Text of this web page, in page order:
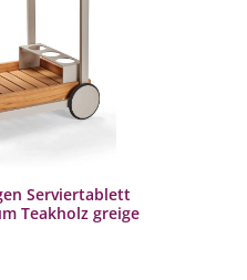
Serviertablett
Teakholz greige